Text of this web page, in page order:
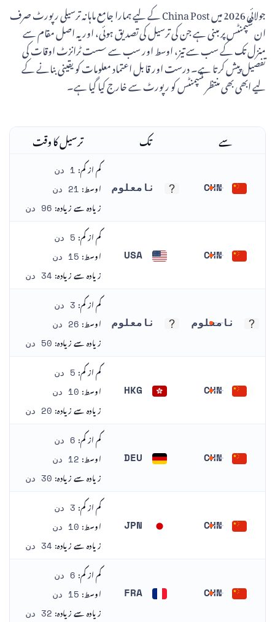
جولائی 2026 میں China Post کے لیے ہمارا جامع ماہانہ ترسیلی رپورٹ صرف
ان شپمنٹس پر مبنی ہے جن کی ترسیل کی تصدیق ہوئی، اور یہ اصل مقام سے
منزل تک کے سب سے تیز، اوسط اور سب سے سست ٹرانزٹ اوقات کی
تفصیل پیش کرتا ہے۔ درست اور قابل اعتماد معلومات کو یقینی بنانے کے
لیے ابھی بھی منتظر شپمنٹس کو رپورٹ سے خارج کیا گیا ہے۔
سے تک ترسیل کا وقت
CHN نامعلوم
کم از کم: 1 دن
اوسط: 21 دن
زیادہ سے زیادہ: 96 دن
CHN
کم از کم: 5 دن
اوسط: 15 دن
زیادہ سے زیادہ: 34 دن
نامعلوم نامعلوم
کم از کم: 3 دن
اوسط: 26 دن
زیادہ سے زیادہ: 50 دن
CHN
کم از کم: 5 دن
اوسط: 10 دن
زیادہ سے زیادہ: 20 دن
CHN
کم از کم: 6 دن
اوسط: 12 دن
زیادہ سے زیادہ: 30 دن
CHN
کم از کم: 3 دن
اوسط: 10 دن
زیادہ سے زیادہ: 34 دن
CHN
کم از کم: 6 دن
اوسط: 15 دن
زیادہ سے زیادہ: 32 دن